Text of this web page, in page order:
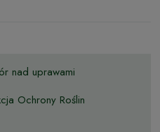
nad uprawami
Ochrony Roślin